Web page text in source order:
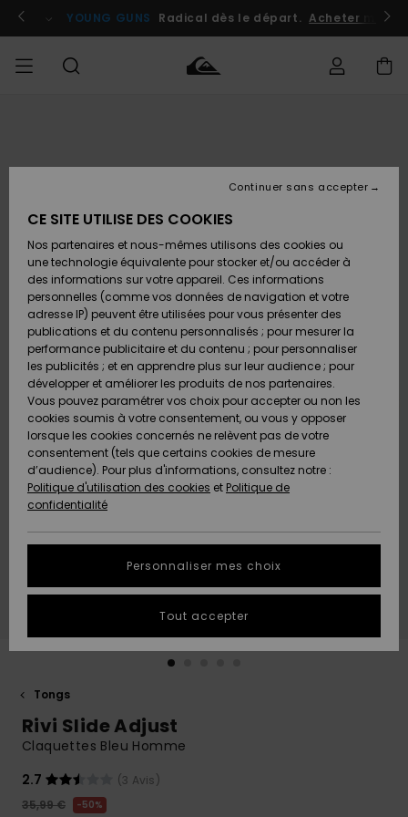
l'information
le
Se connecter / s'inscrire
YOUNG GUNS Radical dès le départ. Acheter
Chaussures
& Tongs
Surf
Snow
Nouveautés
A
Découvrir
Chaussures
& Tongs
Surf
Snow
Nouveautés
A
Découvrir
FEMME
A
Découvrir
Snow
SURF
Surf
Shop
Enfant
Highlights
Communauté
SNOW
Snow
Shop
Enfant
Snow
Shop
Femme
A
Découvrir
Communauté
OUTLET
Enfant
Outlet
Femme
AIDE &
CONTACT
Retours
Paiement
Carte
Cadeau
Quiksilver
Freedom
Protection
des
tailles
conversation
plus rapide
à votre
Démarrer
MAGASINS
QUIKSILVER
Tongs
Rivi Slide Adjust
Claquettes Bleu Homme
2.7
(3 Avis)
35,99 €
50%
CE SITE UTILISE DES COOKIES
Nos partenaires et nous-mêmes utilisons des cookies ou
une technologie équivalente pour stocker et/ou accéder à
des informations sur votre appareil. Ces informations
personnelles (comme vos données de navigation et votre
adresse IP) peuvent être utilisées pour vous présenter des
publications et du contenu personnalisés ; pour mesurer la
performance publicitaire et du contenu ; pour personnaliser
les publicités ; et en apprendre plus sur leur audience ; pour
développer et améliorer les produits de nos partenaires.
Vous pouvez paramétrer vos choix pour accepter ou non les
cookies soumis à votre consentement, ou vous y opposer
lorsque les cookies concernés ne relèvent pas de votre
consentement (tels que certains cookies de mesure
d’audience). Pour plus d'informations, consultez notre :
Politique d'utilisation des cookies et Politique de
confidentialité
Personnaliser mes choix
Continuer sans accepter
Tout accepter